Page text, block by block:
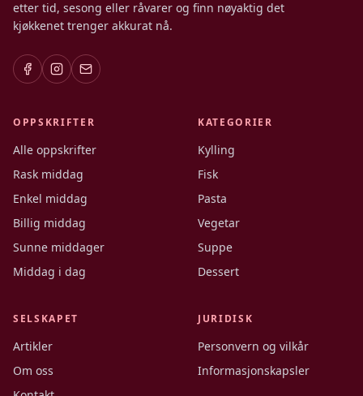
etter tid, sesong eller råvarer og finn nøyaktig det
kjøkkenet trenger akkurat nå.
OPPSKRIFTER
Alle oppskrifter
Rask middag
Enkel middag
Billig middag
Sunne middager
Middag i dag
KATEGORIER
Kylling
Fisk
Pasta
Vegetar
Suppe
Dessert
SELSKAPET
Artikler
Om oss
JURIDISK
Personvern og vilkår
Informasjonskapsler